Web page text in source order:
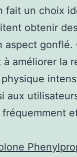
fait un choix
obtenir
aspect gonflé.
à améliorer la
aux
fréquemment